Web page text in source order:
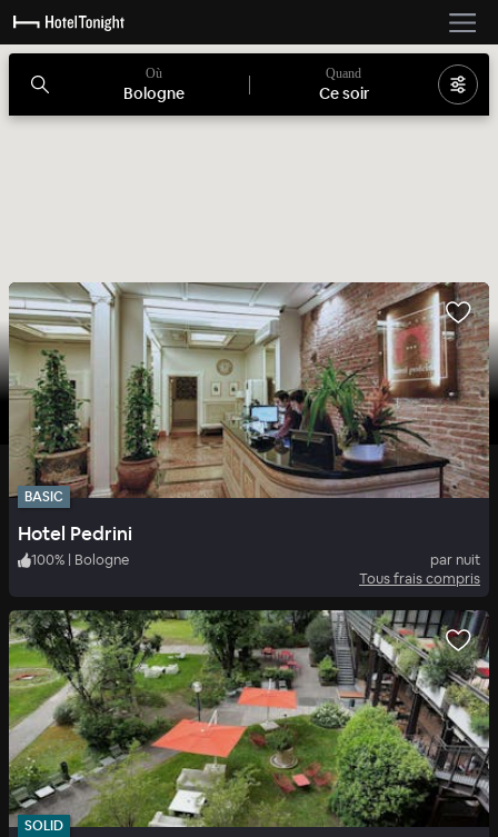
Où
Bologne
Quand
Ce soir
BASIC
Hotel Pedrini
100% | Bologne
par nuit
Tous frais compris
SOLID